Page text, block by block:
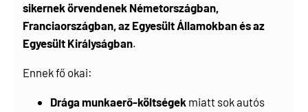
sikernek örvendenek Németországban,
Franciaországban, az Egyesült Államokban és az
Egyesült Királyságban.
Ennek fő okai:
Drága munkaerő-költségek miatt sok autós